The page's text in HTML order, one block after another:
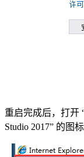
重启完成后，打开
Studio 2017” 的图